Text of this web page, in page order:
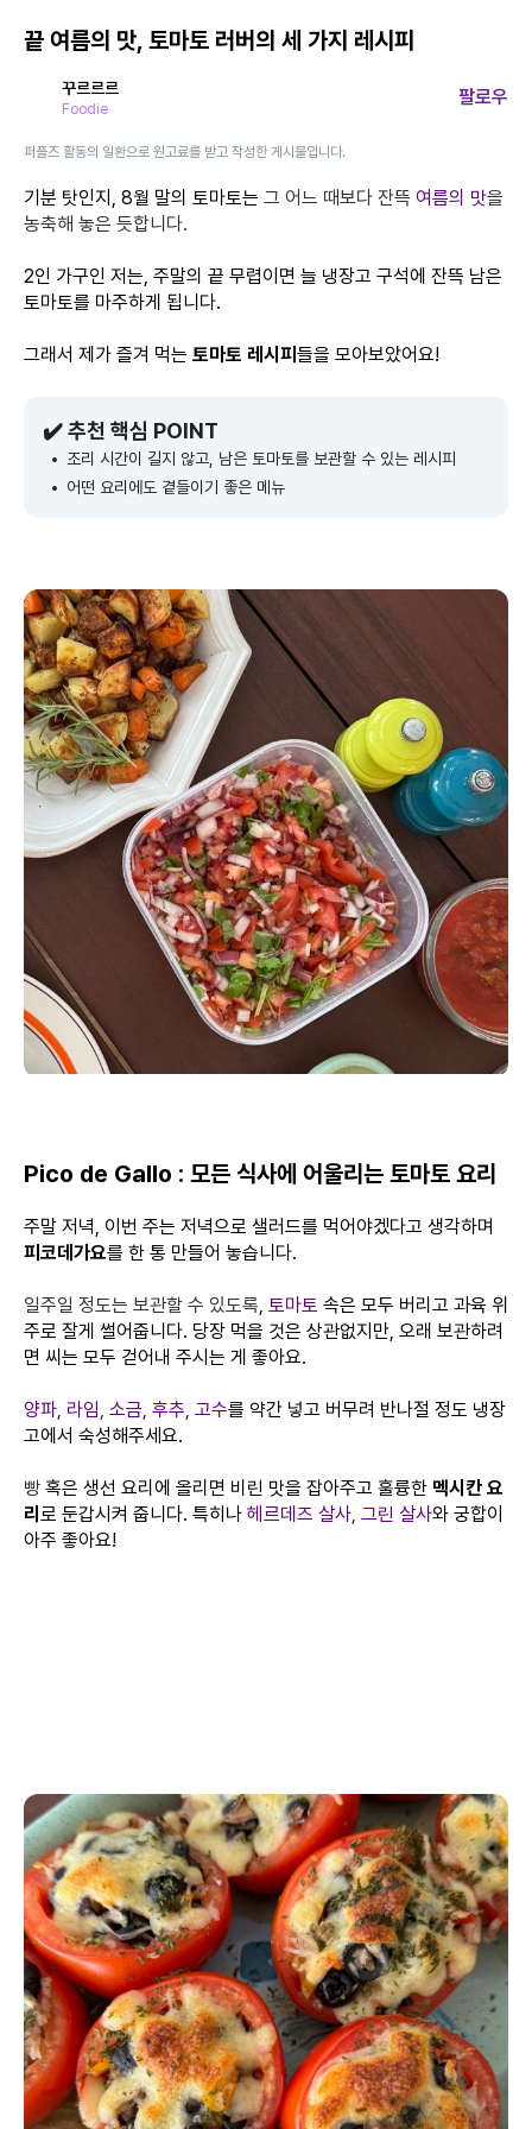
끝 여름의 맛, 토마토 러버의 세 가지 레시피
꾸르르르
Foodie
팔로우
퍼플즈 활동의 일환으로 원고료를 받고 작성한 게시물입니다.
기분 탓인지, 8월 말의 토마토는 그 어느 때보다 잔뜩 여름의 맛을
농축해 놓은 듯합니다.
2인 가구인 저는, 주말의 끝 무렵이면 늘 냉장고 구석에 잔뜩 남은
토마토를 마주하게 됩니다.
그래서 제가 즐겨 먹는 토마토 레시피 들을 모아보았어요!
✔️ 추천 핵심 POINT
조리 시간이 길지 않고, 남은 토마토를 보관할 수 있는 레시피
어떤 요리에도 곁들이기 좋은 메뉴
Pico de Gallo : 모든 식사에 어울리는 토마토 요리
주말 저녁, 이번 주는 저녁으로 샐러드를 먹어야겠다고 생각하며
피코데가요를 한 통 만들어 놓습니다.
일주일 정도는 보관할 수 있도록, 토마토 속은 모두 버리고 과육 위
주로 잘게 썰어줍니다. 당장 먹을 것은 상관없지만, 오래 보관하려
면 씨는 모두 걷어내 주시는 게 좋아요.
양파, 라임, 소금, 후추, 고수를 약간 넣고 버무려 반나절 정도 냉장
고에서 숙성해주세요.
빵 혹은 생선 요리에 올리면 비린 맛을 잡아주고 훌륭한 멕시칸 요
리 로 둔갑시켜 줍니다. 특히나 헤르데즈 살사, 그린 살사와 궁합이
아주 좋아요!